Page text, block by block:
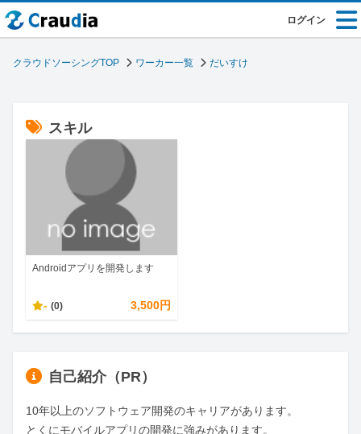
ログイン
クラウドソーシングTOP ワーカー一覧 だいすけ
スキル
Androidアプリを開発します
- (0) 3,500円
自己紹介（PR）
10年以上のソフトウェア開発のキャリアがあります。
とくにモバイルアプリの開発に強みがあります。